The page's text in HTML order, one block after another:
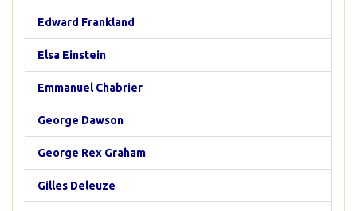
Edward Frankland
Elsa Einstein
Emmanuel Chabrier
George Dawson
George Rex Graham
Gilles Deleuze